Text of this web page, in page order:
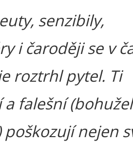
senzibily,
i čaroději se v
roztrhl pytel. Ti
a falešní
nejen